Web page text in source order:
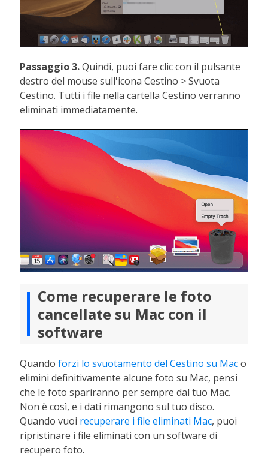
Passaggio 3.Quindi, puoi fare clic con il pulsante
destro del mouse sull'icona Cestino > Svuota
Cestino. Tutti i file nella cartella Cestino verranno
eliminati immediatamente.
Come recuperare le foto
cancellate su Mac con il
software
Quandoforzi lo svuotamento del Cestino su Maco
elimini definitivamente alcune foto su Mac, pensi
che le foto spariranno per sempre dal tuo Mac.
Non è così, e i dati rimangono sul tuo disco.
Quando vuoi recuperare i file eliminati Mac, puoi
ripristinare i file eliminati con un software di
recupero foto.